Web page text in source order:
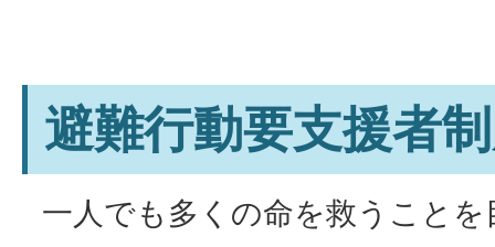
避難行動要支援者
一人でも多くの命を救うこと